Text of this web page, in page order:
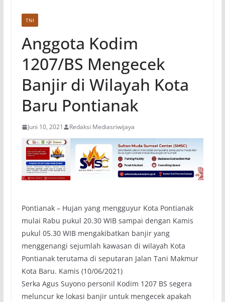
TNI
Anggota Kodim
1207/BS Mengecek
Banjir di Wilayah Kota
Baru Pontianak
Juni 10, 2021 Redaksi Mediasriwijaya
Pontianak – Hujan yang mengguyur Kota Pontianak
mulai Rabu pukul 20.30 WIB sampai dengan Kamis
pukul 05.30 WIB mengakibatkan banjir yang
menggenangi sejumlah kawasan di wilayah Kota
Pontianak terutama di seputaran Jalan Tani Makmur
Kota Baru. Kamis (10/06/2021)
Serka Agus Suyono personil Kodim 1207 BS segera
meluncur ke lokasi banjir untuk mengecek apakah